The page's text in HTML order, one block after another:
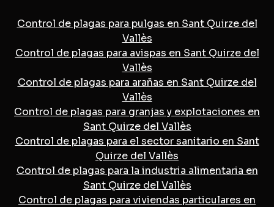
Control de plagas para pulgas en Sant Quirze del
Vallès
Control de plagas para avispas en Sant Quirze del
Vallès
Control de plagas para arañas en Sant Quirze del
Vallès
Control de plagas para granjas y explotaciones en
Sant Quirze del Vallès
Control de plagas para el sector sanitario en Sant
Quirze del Vallès
Control de plagas para la industria alimentaria en
Sant Quirze del Vallès
Control de plagas para viviendas particulares en